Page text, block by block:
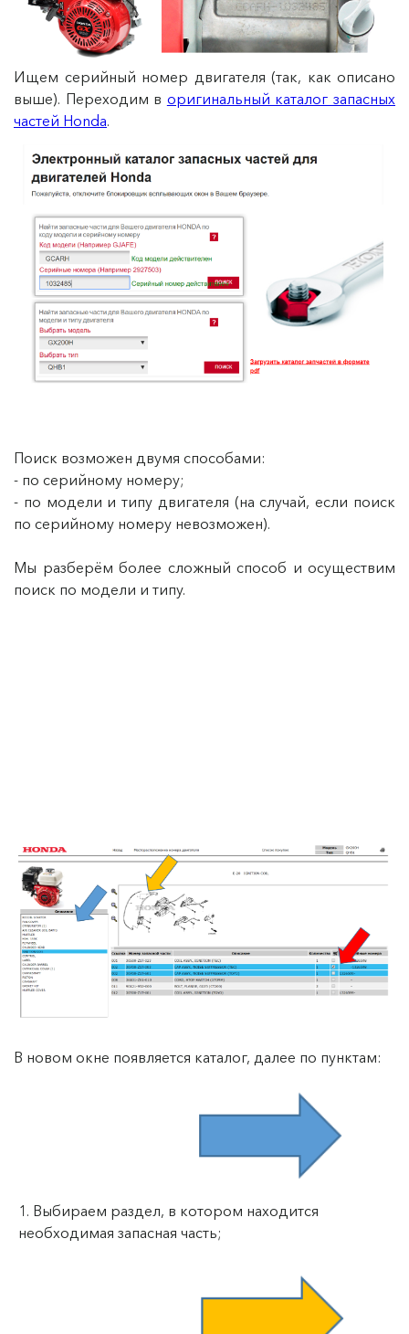
Ищем серийный номер двигателя (так, как описано
выше). Переходим в оригинальный каталог запасных
частей Honda.
Поиск возможен двумя способами:
- по серийному номеру;
- по модели и типу двигателя (на случай, если поиск
по серийному номеру невозможен).
Мы разберём более сложный способ и осуществим
поиск по модели и типу.
В новом окне появляется каталог, далее по пунктам:
1. Выбираем раздел, в котором находится
необходимая запасная часть;